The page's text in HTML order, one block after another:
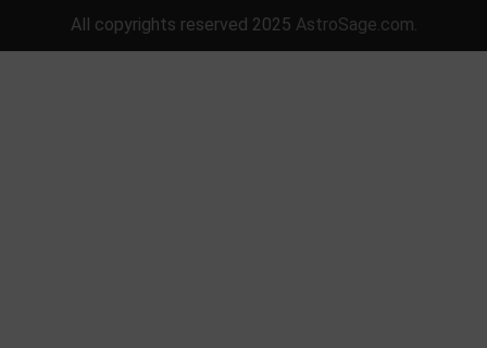
All copyrights reserved 2025 AstroSage.com.